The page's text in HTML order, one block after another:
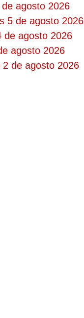
agosto 2026
5 de agosto 2026
de agosto 2026
agosto 2026
de agosto 2026